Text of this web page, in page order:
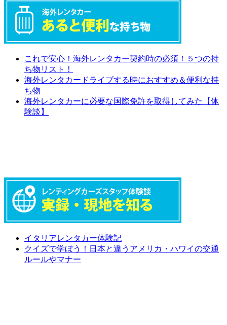
これで安心！海外レンタカー契約時の必須！５つの持
ち物リスト！
海外レンタカードライブする時におすすめ＆便利な持
ち物
海外レンタカーに必要な国際免許を取得してみた【体
験談】
イタリアレンタカー体験記
クイズで学ぼう！日本と違うアメリカ・ハワイの交通
ルールやマナー